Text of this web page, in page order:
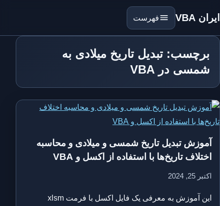
ایران VBA فهرست
برچسب: تبدیل تاریخ میلادی به
شمسی در VBA
آموزش تبدیل تاریخ شمسی و میلادی و محاسبه
اختلاف تاریخ‌ها با استفاده از اکسل و VBA
اکتبر 25, 2024
این آموزش به معرفی یک فایل اکسل با فرمت xlsm